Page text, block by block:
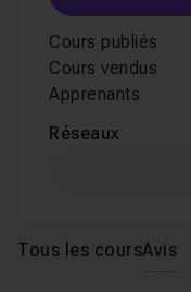
Cours publiés
Cours vendus
Apprenants
Réseaux
Tous les coursAvis